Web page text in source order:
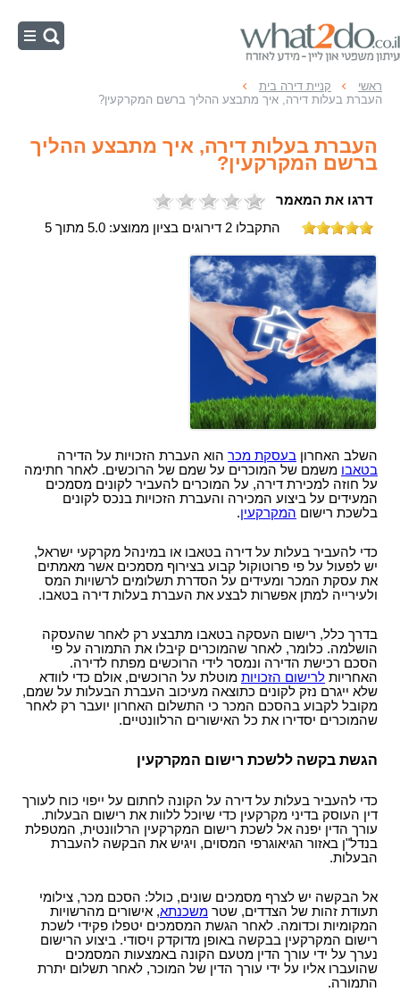
ראשי
חוזה שכירות
ליקויי בניה
מושבים וקיבוצים
מיסוי מקרקעין
ראשי
קניית דירה בית
העברת בעלות דירה, איך מתבצע ההליך ברשם המקרקעין?
העברת בעלות דירה, איך מתבצע ההליך
ברשם המקרקעין?
דרגו את המאמר
התקבלו 2 דירוגים בציון ממוצע: 5.0 מתוך 5
השלב האחרון בעסקת מכר הוא העברת הזכויות על הדירה
בטאבו משמם של המוכרים על שמם של הרוכשים. לאחר חתימה
על חוזה למכירת דירה, על המוכרים להעביר לקונים מסמכים
המעידים על ביצוע המכירה והעברת הזכויות בנכס לקונים
בלשכת רישום המקרקעין.
כדי להעביר בעלות על דירה בטאבו או במינהל מקרקעי ישראל,
יש לפעול על פי פרוטוקול קבוע בצירוף מסמכים אשר מאמתים
את עסקת המכר ומעידים על הסדרת תשלומים לרשויות המס
ולעירייה למתן אפשרות לבצע את העברת בעלות דירה בטאבו.
בדרך כלל, רישום העסקה בטאבו מתבצע רק לאחר שהעסקה
הושלמה. כלומר, לאחר שהמוכרים קיבלו את התמורה על פי
הסכם רכישת הדירה ונמסר לידי הרוכשים מפתח לדירה.
האחריות לרישום הזכויות מוטלת על הרוכשים, אולם כדי לוודא
שלא ייגרם נזק לקונים כתוצאה מעיכוב העברת הבעלות על שמם,
מקובל לקבוע בהסכם המכר כי התשלום האחרון יועבר רק לאחר
שהמוכרים יסדירו את כל האישורים הרלוונטיים.
הגשת בקשה ללשכת רישום המקרקעין
כדי להעביר בעלות על דירה על הקונה לחתום על ייפוי כוח לעורך
דין העוסק בדיני מקרקעין כדי שיוכל ללוות את רישום הבעלות.
עורך הדין יפנה אל לשכת רישום המקרקעין הרלוונטית, המטפלת
בנדל"ן באזור הגיאוגרפי המסוים, ויגיש את הבקשה להעברת
הבעלות.
אל הבקשה יש לצרף מסמכים שונים, כולל: הסכם מכר, צילומי
תעודת זהות של הצדדים, שטר משכנתא, אישורים מהרשויות
המקומיות וכדומה. לאחר הגשת המסמכים יטפלו פקידי לשכת
רישום המקרקעין בבקשה באופן מדוקדק ויסודי. ביצוע הרישום
נערך על ידי עורך הדין מטעם הקונה באמצעות המסמכים
שהועברו אליו על ידי עורך הדין של המוכר, לאחר תשלום יתרת
התמורה.